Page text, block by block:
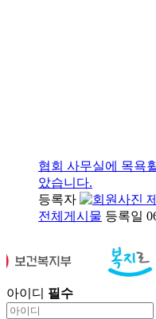
협회 사무실에 목욕
았습니다.
등록자
전체게시물 등록일
아이디 필수